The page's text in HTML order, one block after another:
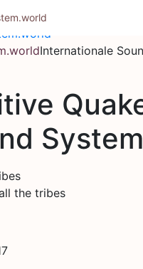
Internationale
System
the tribes